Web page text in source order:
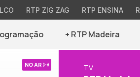
RTP ZIG ZAG RTP ENSINA
+ RTP Madeira
NO AR TV